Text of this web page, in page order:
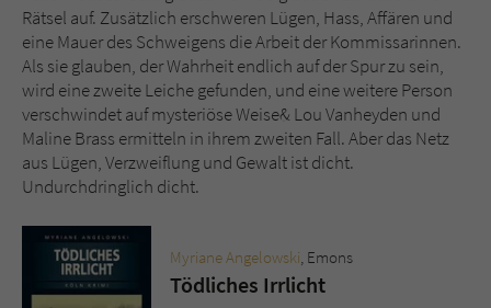
Rätsel auf. Zusätzlich erschweren Lügen, Hass, Affären und
eine Mauer des Schweigens die Arbeit der Kommissarinnen.
Als sie glauben, der Wahrheit endlich auf der Spur zu sein,
wird eine zweite Leiche gefunden, und eine weitere Person
verschwindet auf mysteriöse Weise& Lou Vanheyden und
Maline Brass ermitteln in ihrem zweiten Fall. Aber das Netz
aus Lügen, Verzweiflung und Gewalt ist dicht.
Undurchdringlich dicht.
Myriane Angelowski , Emons
Tödliches Irrlicht
Zweck Cookie für Kommentare einzelner Buchtitel
Name fe_typo_user
Anbieter Literatur-Couch Medien GmbH & Co. KG
Laufzeit Session
Zweck
Dieses Cookie gewährleistet die
Kommunikation der Webseite mit dem
Benutzer. Es wird benötigt um z. B. den